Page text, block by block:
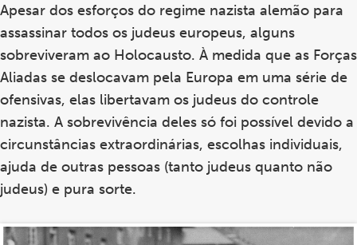
Apesar dos esforços do regime nazista alemão para
assassinar todos os judeus europeus, alguns
sobreviveram ao Holocausto. À medida que as Forças
Aliadas se deslocavam pela Europa em uma série de
ofensivas, elas libertavam os judeus do controle
nazista. A sobrevivência deles só foi possível devido a
circunstâncias extraordinárias, escolhas individuais,
ajuda de outras pessoas (tanto judeus quanto não
judeus) e pura sorte.